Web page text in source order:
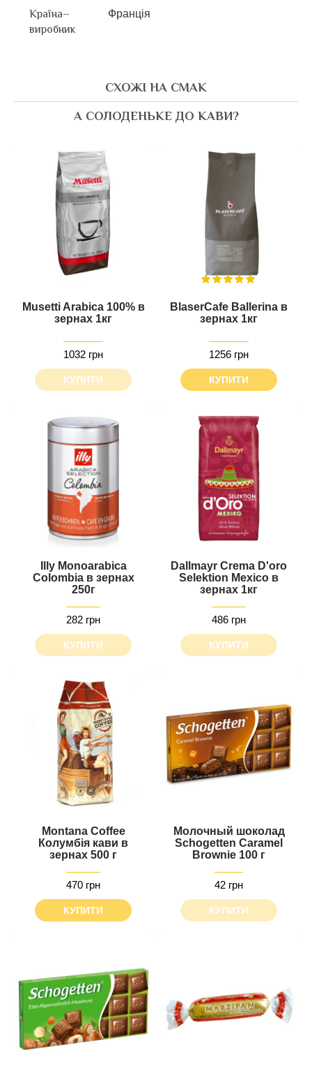
Країна–
виробник
Франція
СХОЖІ НА СМАК
А СОЛОДЕНЬКЕ ДО КАВИ?
Musetti Arabica 100% в
зернах 1кг
1032 грн
КУПИТИ
BlaserCafe Ballerina в
зернах 1кг
1256 грн
КУПИТИ
Illy Monoarabica
Colombia в зернах
250г
282 грн
КУПИТИ
Dallmayr Crema D'oro
Selektion Mexico в
зернах 1кг
486 грн
КУПИТИ
Montana Coffee
Колумбія кави в
зернах 500 г
470 грн
КУПИТИ
Молочный шоколад
Schogetten Caramel
Brownie 100 г
42 грн
КУПИТИ